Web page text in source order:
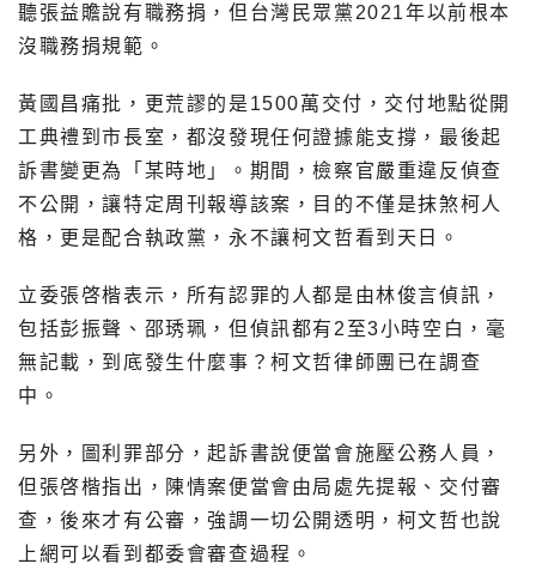
聽張益贍說有職務捐，但台灣民眾黨2021年以前根本
沒職務捐規範。
黃國昌痛批，更荒謬的是1500萬交付，交付地點從開
工典禮到市長室，都沒發現任何證據能支撐，最後起
訴書變更為「某時地」。期間，檢察官嚴重違反偵查
不公開，讓特定周刊報導該案，目的不僅是抹煞柯人
格，更是配合執政黨，永不讓柯文哲看到天日。
立委張啓楷表示，所有認罪的人都是由林俊言偵訊，
包括彭振聲、邵琇珮，但偵訊都有2至3小時空白，毫
無記載，到底發生什麼事？柯文哲律師團已在調查
中。
另外，圖利罪部分，起訴書說便當會施壓公務人員，
但張啓楷指出，陳情案便當會由局處先提報、交付審
查，後來才有公審，強調一切公開透明，柯文哲也說
上網可以看到都委會審查過程。